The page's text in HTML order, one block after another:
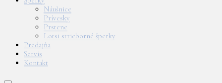
Náušnice
Prívesky
Prstene
Lotsi strieborné šperky
Predajňa
Servis
Kontakt